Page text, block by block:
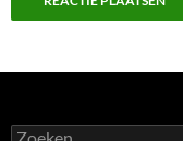
Zoeken